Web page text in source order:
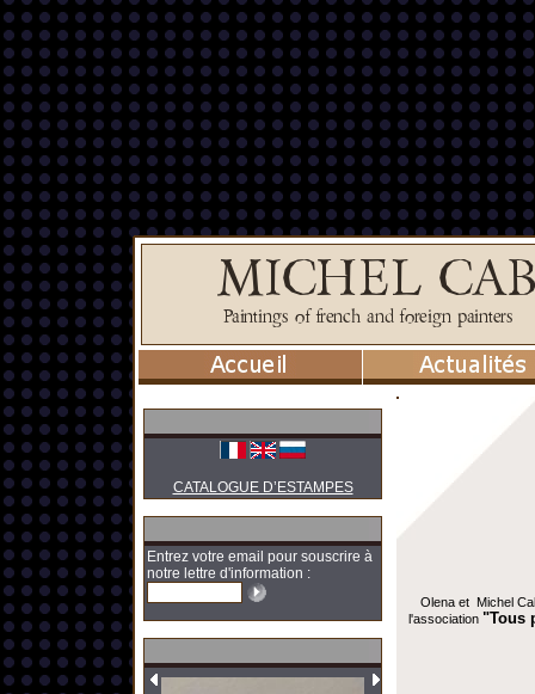
CATALOGUE D’ESTAMPES
Entrez votre email pour souscrire à
notre lettre d'information :
Olena et Michel
l'association "Tous